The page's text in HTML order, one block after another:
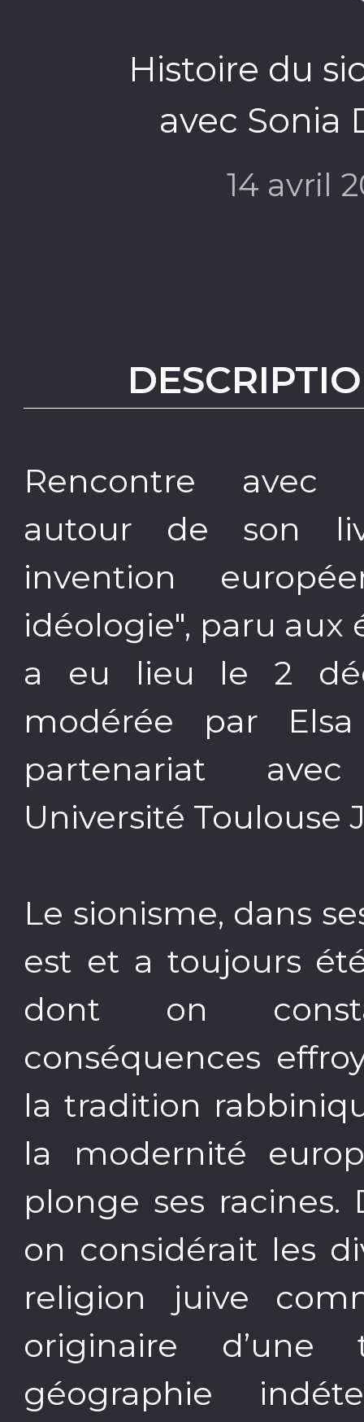
Histoire du
avec Sonia
14 avril
Rencontre avec
autour de son
invention
idéologie", paru aux
a eu lieu le 2
modérée par
partenariat
Université Toulouse
Le sionisme, dans
est et a toujours
dont on
conséquences
la tradition
la modernité
plonge ses racines.
on considérait les
religion juive
originaire
géographie